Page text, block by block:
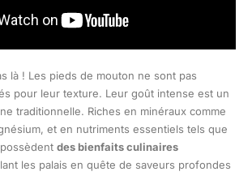
là ! Les pieds de mouton ne sont pas
pour leur texture. Leur goût intense est un
traditionnelle. Riches en minéraux comme
et en nutriments essentiels tels que
des bienfaits culinaires
les palais en quête de saveurs profondes